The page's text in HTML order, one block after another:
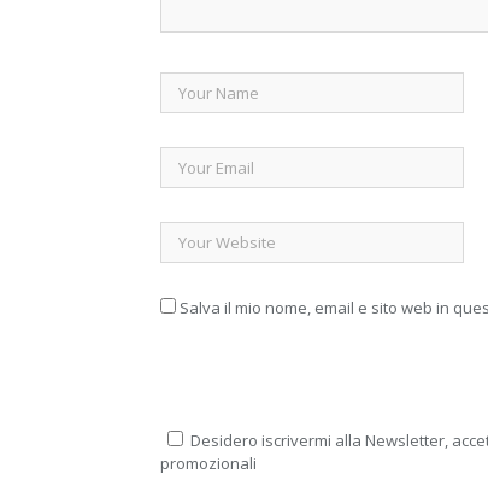
Salva il mio nome, email e sito web in
Desidero iscrivermi alla Newsletter,
promozionali